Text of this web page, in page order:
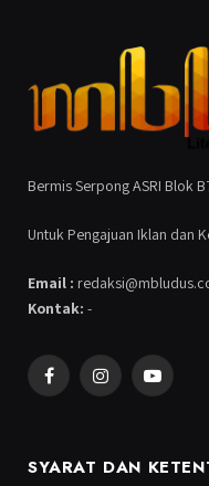
Bermis Serpong ASRI Blok
Untuk Pengajuan Iklan dan
Email :
Kontak: -
FacebookInstagramYouTube
SYARAT DAN